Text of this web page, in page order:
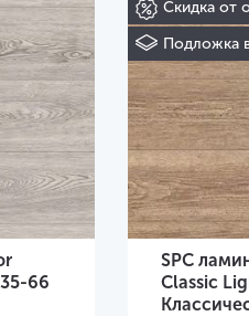
Real Wood
Ultra
66
Скидка от
Подложка
SPC
Classic